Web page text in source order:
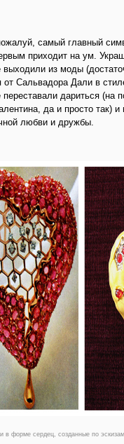
самый главный
приходит на ум.
выходили из моды
от Сальвадора Дали в
переставали дариться (на
да и просто так) и
любви и дружбы.
в форме сердец, созданные по